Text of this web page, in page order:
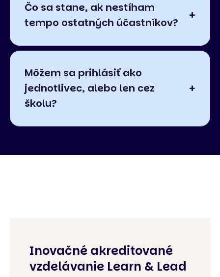
Čo sa stane, ak nestíham
tempo ostatných účastníkov?
Môžem sa prihlásiť ako
jednotlivec, alebo len cez
školu?
Inovačné akreditované
vzdelávanie Learn & Lead